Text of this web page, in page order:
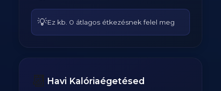
💡Ez kb. 0 átlagos étkezésnek felel meg
📆 Havi Kalóriaégetésed